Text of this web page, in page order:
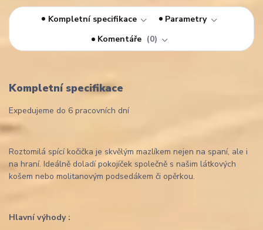
Kompletní specifikace
Parametry
Komentáře
0
Kompletní specifikace
Expedujeme do 6 pracovních dní
Roztomilá spící kočička je skvělým mazlíkem nejen na spaní, ale i
na hraní. Ideálně doladí pokojíček společně s našim látkových
košem nebo molitanovým podsedákem či opěrkou.
Hlavní výhody :